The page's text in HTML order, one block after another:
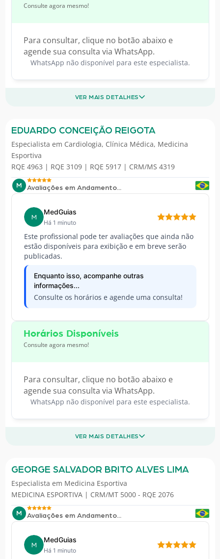
Consulte agora mesmo!
Para consultar, clique no botão abaixo e
agende sua consulta via WhatsApp.
WhatsApp não disponível para este especialista.
VER MAIS DETALHES
EDUARDO CONCEIÇÃO REIGOTA
Especialista em Cardiologia, Clínica Médica, Medicina
Esportiva
RQE 4963 | RQE 3109 | RQE 5917 | CRM/MS 4319
M Avaliações em Andamento...
M
MedGuias
Há 1 minuto
Este profissional pode ter avaliações que ainda não
estão disponíveis para exibição e em breve serão
publicadas.
Enquanto isso, acompanhe outras
informações...
Consulte os horários e agende uma consulta!
Horários Disponíveis
Consulte agora mesmo!
Para consultar, clique no botão abaixo e
agende sua consulta via WhatsApp.
WhatsApp não disponível para este especialista.
VER MAIS DETALHES
GEORGE SALVADOR BRITO ALVES LIMA
Especialista em Medicina Esportiva
MEDICINA ESPORTIVA | CRM/MT 5000 - RQE 2076
M Avaliações em Andamento...
M
MedGuias
Há 1 minuto